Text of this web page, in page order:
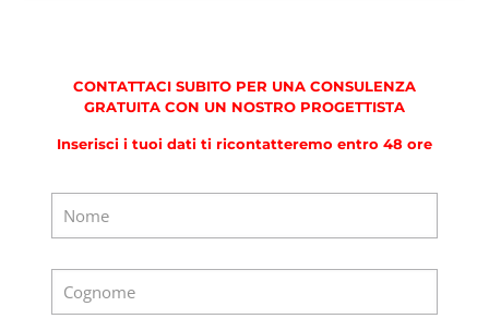
CONTATTACI SUBITO PER UNA CONSULENZA
GRATUITA CON UN NOSTRO PROGETTISTA
Inserisci i tuoi dati ti ricontatteremo entro 48 ore